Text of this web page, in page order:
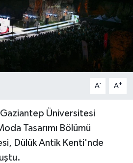
A- A+
Üniversitesi
Tasarımı Bölümü
Dülük Antik Kenti'nde